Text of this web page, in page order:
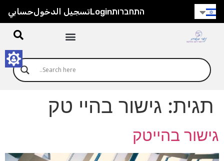
תחילתו
של
אינטרנט,
אנטר
לאזור
תוכן
התחברותLoginتسجيل الدخولحسابي
תגית: גישור בהיי טק
גישור בהייטק